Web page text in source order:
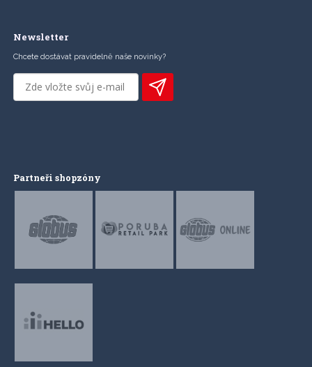
Newsletter
Chcete dostávat pravidelně naše novinky?
Partneři shopzóny